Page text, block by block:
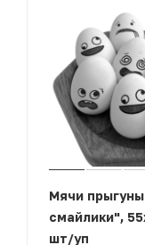
Мячи
смайлики",
шт/уп